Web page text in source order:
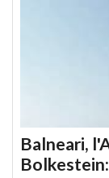
Balneari,